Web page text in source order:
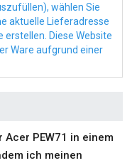
wählen Sie
aktuelle Lieferadresse
erstellen. Diese Website
Ware aufgrund einer
PEW71 in einem
ich meinen